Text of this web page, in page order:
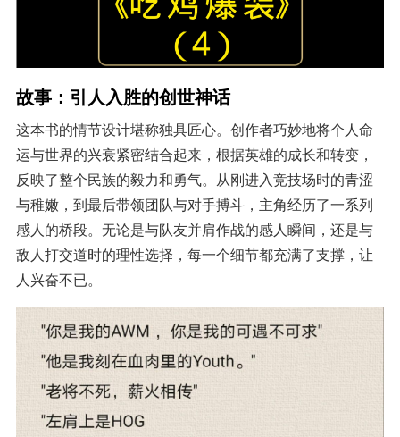
故事：引人入胜的创世神话
这本书的情节设计堪称独具匠心。创作者巧妙地将个人命
运与世界的兴衰紧密结合起来，根据英雄的成长和转变，
反映了整个民族的毅力和勇气。从刚进入竞技场时的青涩
与稚嫩，到最后带领团队与对手搏斗，主角经历了一系列
感人的桥段。无论是与队友并肩作战的感人瞬间，还是与
敌人打交道时的理性选择，每一个细节都充满了支撑，让
人兴奋不已。